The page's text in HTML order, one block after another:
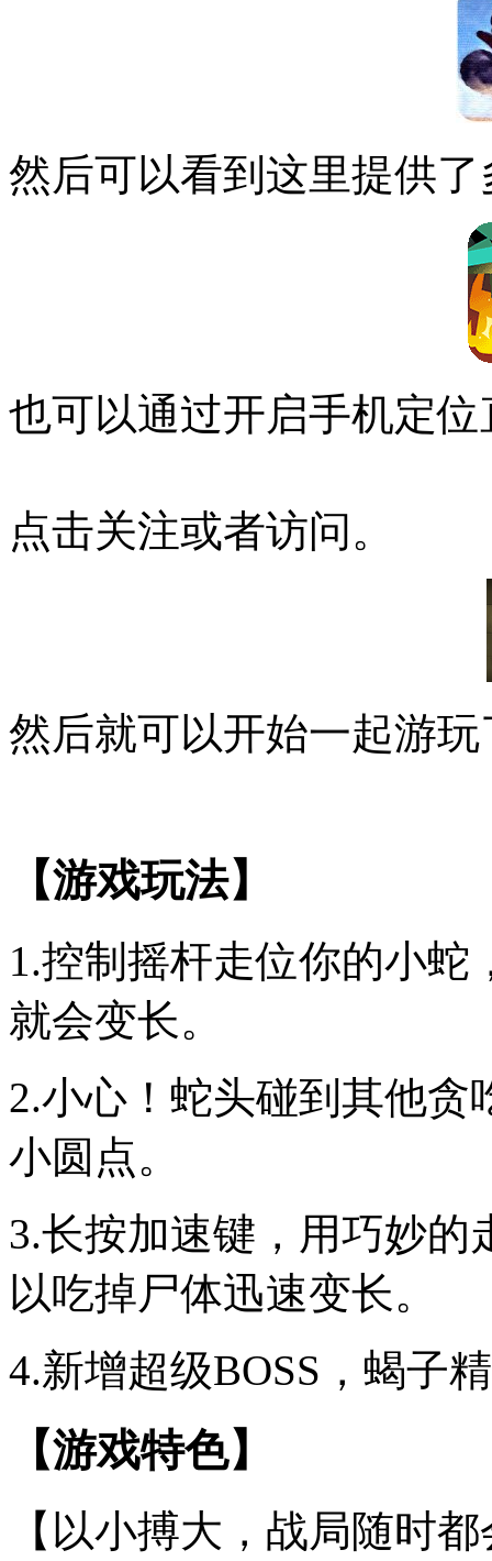
然后可以看到这里提供
也可以通过开启手机定
点击关注或者访问。
然后就可以开始一起游玩
【游戏玩法】
1.控制摇杆走位你的小
就会变长。
2.小心！蛇头碰到其他
小圆点。
3.长按加速键，用巧妙
以吃掉尸体迅速变长。
4.新增超级BOSS，蝎子
【游戏特色】
【以小搏大，战局随时